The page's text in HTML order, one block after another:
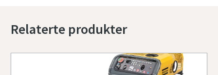
Relaterte produkter